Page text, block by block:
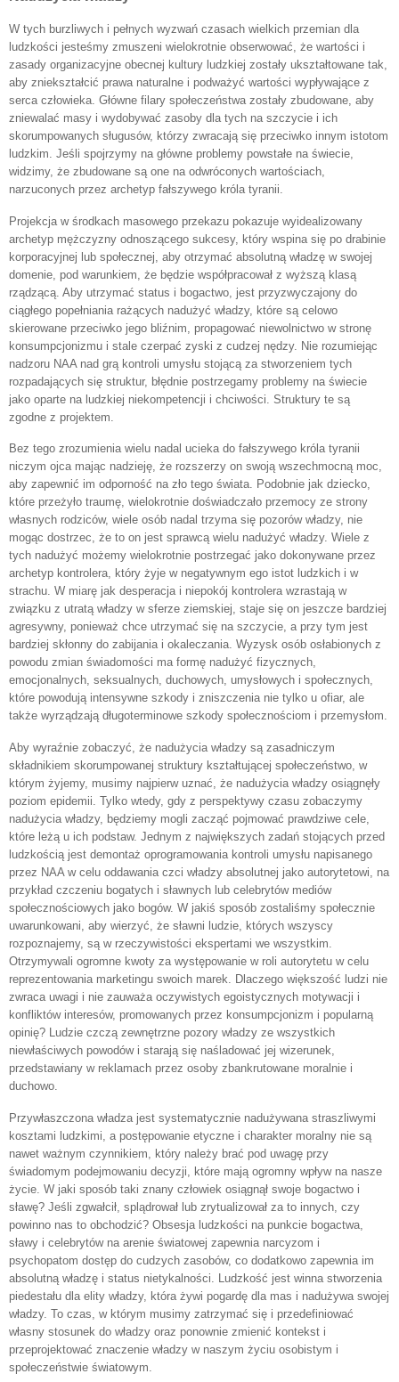
W tych burzliwych i pełnych wyzwań czasach wielkich przemian dla
ludzkości jesteśmy zmuszeni wielokrotnie obserwować, że wartości i
zasady organizacyjne obecnej kultury ludzkiej zostały ukształtowane tak,
aby zniekształcić prawa naturalne i podważyć wartości wypływające z
serca człowieka. Główne filary społeczeństwa zostały zbudowane, aby
zniewalać masy i wydobywać zasoby dla tych na szczycie i ich
skorumpowanych sługusów, którzy zwracają się przeciwko innym istotom
ludzkim. Jeśli spojrzymy na główne problemy powstałe na świecie,
widzimy, że zbudowane są one na odwróconych wartościach,
narzuconych przez archetyp fałszywego króla tyranii.
Projekcja w środkach masowego przekazu pokazuje wyidealizowany
archetyp mężczyzny odnoszącego sukcesy, który wspina się po drabinie
korporacyjnej lub społecznej, aby otrzymać absolutną władzę w swojej
domenie, pod warunkiem, że będzie współpracował z wyższą klasą
rządzącą. Aby utrzymać status i bogactwo, jest przyzwyczajony do
ciągłego popełniania rażących nadużyć władzy, które są celowo
skierowane przeciwko jego bliźnim, propagować niewolnictwo w stronę
konsumpcjonizmu i stale czerpać zyski z cudzej nędzy. Nie rozumiejąc
nadzoru NAA nad grą kontroli umysłu stojącą za stworzeniem tych
rozpadających się struktur, błędnie postrzegamy problemy na świecie
jako oparte na ludzkiej niekompetencji i chciwości. Struktury te są
zgodne z projektem.
Bez tego zrozumienia wielu nadal ucieka do fałszywego króla tyranii
niczym ojca mając nadzieję, że rozszerzy on swoją wszechmocną moc,
aby zapewnić im odporność na zło tego świata. Podobnie jak dziecko,
które przeżyło traumę, wielokrotnie doświadczało przemocy ze strony
własnych rodziców, wiele osób nadal trzyma się pozorów władzy, nie
mogąc dostrzec, że to on jest sprawcą wielu nadużyć władzy. Wiele z
tych nadużyć możemy wielokrotnie postrzegać jako dokonywane przez
archetyp kontrolera, który żyje w negatywnym ego istot ludzkich i w
strachu. W miarę jak desperacja i niepokój kontrolera wzrastają w
związku z utratą władzy w sferze ziemskiej, staje się on jeszcze bardziej
agresywny, ponieważ chce utrzymać się na szczycie, a przy tym jest
bardziej skłonny do zabijania i okaleczania. Wyzysk osób osłabionych z
powodu zmian świadomości ma formę nadużyć fizycznych,
emocjonalnych, seksualnych, duchowych, umysłowych i społecznych,
które powodują intensywne szkody i zniszczenia nie tylko u ofiar, ale
także wyrządzają długoterminowe szkody społecznościom i przemysłom.
Aby wyraźnie zobaczyć, że nadużycia władzy są zasadniczym
składnikiem skorumpowanej struktury kształtującej społeczeństwo, w
którym żyjemy, musimy najpierw uznać, że nadużycia władzy osiągnęły
poziom epidemii. Tylko wtedy, gdy z perspektywy czasu zobaczymy
nadużycia władzy, będziemy mogli zacząć pojmować prawdziwe cele,
które leżą u ich podstaw. Jednym z największych zadań stojących przed
ludzkością jest demontaż oprogramowania kontroli umysłu napisanego
przez NAA w celu oddawania czci władzy absolutnej jako autorytetowi, na
przykład czczeniu bogatych i sławnych lub celebrytów mediów
społecznościowych jako bogów. W jakiś sposób zostaliśmy społecznie
uwarunkowani, aby wierzyć, że sławni ludzie, których wszyscy
rozpoznajemy, są w rzeczywistości ekspertami we wszystkim.
Otrzymywali ogromne kwoty za występowanie w roli autorytetu w celu
reprezentowania marketingu swoich marek. Dlaczego większość ludzi nie
zwraca uwagi i nie zauważa oczywistych egoistycznych motywacji i
konfliktów interesów, promowanych przez konsumpcjonizm i popularną
opinię? Ludzie czczą zewnętrzne pozory władzy ze wszystkich
niewłaściwych powodów i starają się naśladować jej wizerunek,
przedstawiany w reklamach przez osoby zbankrutowane moralnie i
duchowo.
Przywłaszczona władza jest systematycznie nadużywana straszliwymi
kosztami ludzkimi, a postępowanie etyczne i charakter moralny nie są
nawet ważnym czynnikiem, który należy brać pod uwagę przy
świadomym podejmowaniu decyzji, które mają ogromny wpływ na nasze
życie. W jaki sposób taki znany człowiek osiągnął swoje bogactwo i
sławę? Jeśli zgwałcił, splądrował lub zrytualizował za to innych, czy
powinno nas to obchodzić? Obsesja ludzkości na punkcie bogactwa,
sławy i celebrytów na arenie światowej zapewnia narcyzom i
psychopatom dostęp do cudzych zasobów, co dodatkowo zapewnia im
absolutną władzę i status nietykalności. Ludzkość jest winna stworzenia
piedestału dla elity władzy, która żywi pogardę dla mas i nadużywa swojej
władzy. To czas, w którym musimy zatrzymać się i przedefiniować
własny stosunek do władzy oraz ponownie zmienić kontekst i
przeprojektować znaczenie władzy w naszym życiu osobistym i
społeczeństwie światowym.